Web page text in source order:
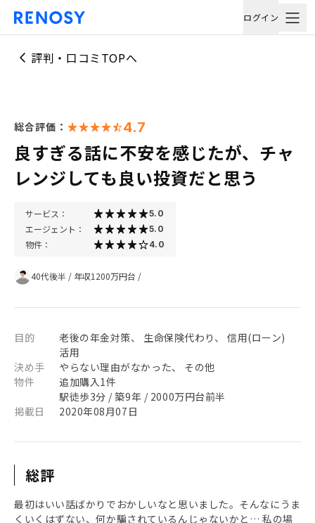
ログイン
評判・口コミTOPへ
総合評価： 4.7
良すぎる話に不安を感じたが、チャ
レンジしても良い投資だと思う
サービス： 5.0
エージェント： 5.0
物件： 4.0
40代後半 / 年収1200万円台 /
目的
老後の年金対策、 生命保険代わり、 信用(ローン)
活用
決め手
やらない理由がなかった、 その他
物件
追加購入1件
駅徒歩3分 / 築9年 / 2000万円台前半
掲載日
2020年08月07日
総評
最初はいい話ばかりでおかしいなと思いました。そんなにうま
くいくはずない、何か騙されているんじゃないかと… 私の場